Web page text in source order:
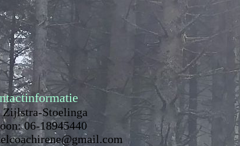
Zijlstra-Stoelinga
06-18945440